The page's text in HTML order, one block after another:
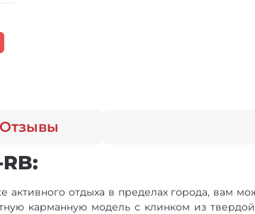
Отзывы
отдыха в пределах города, вам
карманную модель с клинком из